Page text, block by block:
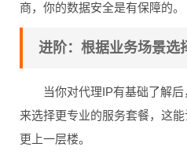
商，你的数据安全是有保障的。
进阶：根据业务场景选
当你对代理IP有基础了解
来选择更专业的服务套餐，这
更上一层楼。